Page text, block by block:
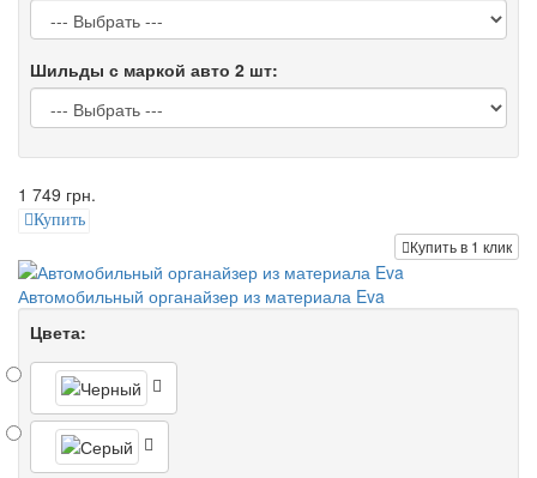
Шильды с маркой авто 2 шт:
1 749 грн.
Купить
Купить в 1 клик
Автомобильный органайзер из материала Eva
Цвета: